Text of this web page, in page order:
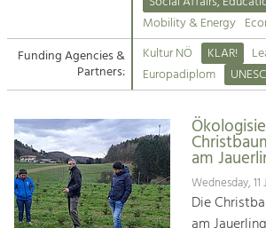
Suche
Impressum
Kontakt
Tourism
Offer Development and Positioning
Art & Culture
Crafts, Science and Research.
Social Affairs, Education
Mobility & Energy
Funding Agencies &
Partners:
Kultur NÖ KLAR!
Europadiplom
am
Wednesday, 11
Die